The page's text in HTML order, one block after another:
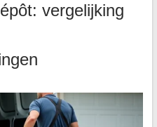
vergelijking